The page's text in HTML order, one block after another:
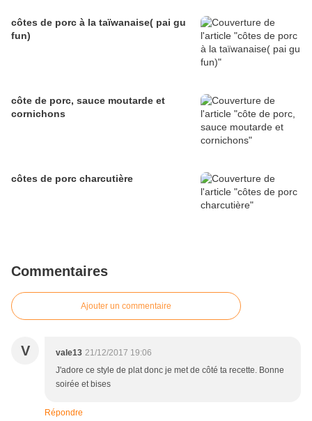
côtes de porc à la taïwanaise( pai gu
fun)
côte de porc, sauce moutarde et
cornichons
côtes de porc charcutière
Commentaires
Ajouter un commentaire
V vale13 21/12/2017 19:06
J'adore ce style de plat donc je met de côté ta recette. Bonne
soirée et bises
Répondre